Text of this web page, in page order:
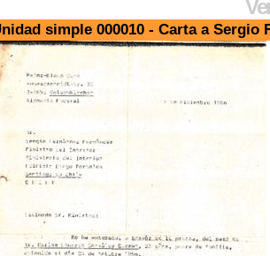
simple 000010 - Carta a Sergio